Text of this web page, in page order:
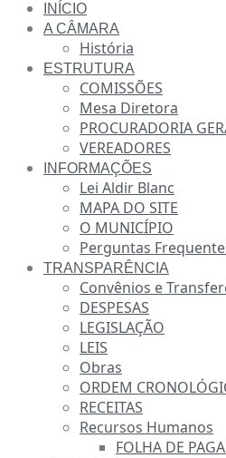
INÍCIO
A CÂMARA
História
ESTRUTURA
COMISSÕES
Mesa Diretora
PROCURADORIA
VEREADORES
INFORMAÇÕES
Lei Aldir Blanc
MAPA DO SITE
O MUNICÍPIO
Perguntas
TRANSPARÊNCIA
Convênios e
DESPESAS
LEGISLAÇÃO
LEIS
Obras
ORDEM
RECEITAS
Recursos Humanos
FOLHA DE